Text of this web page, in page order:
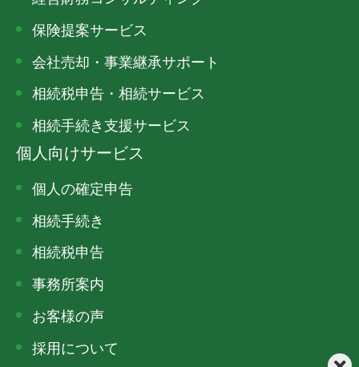
保険提案サービス
会社売却・事業継承サポート
相続税申告・相続サービス
相続手続き支援サービス
個人向けサービス
個人の確定申告
相続手続き
相続税申告
事務所案内
お客様の声
採用について